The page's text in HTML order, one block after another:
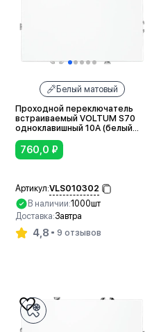
Белый матовый
Проходной переключатель
встраиваемый VOLTUM S70
одноклавишный 10А (белый
матовый)
760,0 ₽
Артикул:VLS010302
В наличии:1000шт
Доставка:Завтра
4,8 9 отзывов